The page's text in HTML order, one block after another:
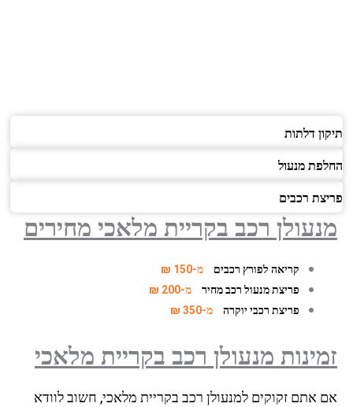
דלתות
מנעול
רכבים
רכב בקריית מלאכי מחירים
קריאה לפורץ רכבים
מ-150 ₪
פריצת מנעול רכב מחיר
מ-200 ₪
פריצת רכבי יוקרה
מ-350 ₪
מנעולן רכבבקריית מלאכי
אתם זקוקים למנעולן רכב בקריית מלאכי, חשוב לוודא